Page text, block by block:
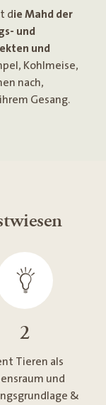
die Mahd der
und
und
Kohlmeise,
nach,
Gesang.
2
Tieren als
und
&